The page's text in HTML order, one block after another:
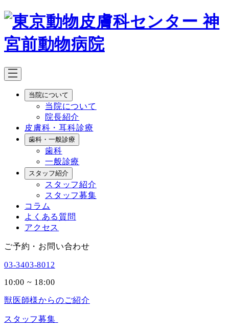
メ
ン
コ
テ
ン
当院について
当院について
院長紹介
皮膚科・耳科診療
歯科・一般診療
歯科
一般診療
スタッフ紹介
スタッフ紹介
スタッフ募集
コラム
よくある質問
アクセス
ご予約・お問い合わせ
03-3403-8012
10:00 ~ 18:00
獣医師様からのご紹介
スタッフ募集